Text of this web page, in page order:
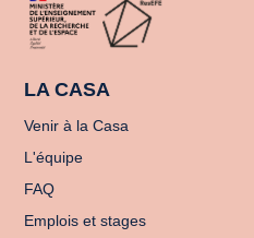
LA CASA
Venir à la Casa
L'équipe
FAQ
Emplois et stages